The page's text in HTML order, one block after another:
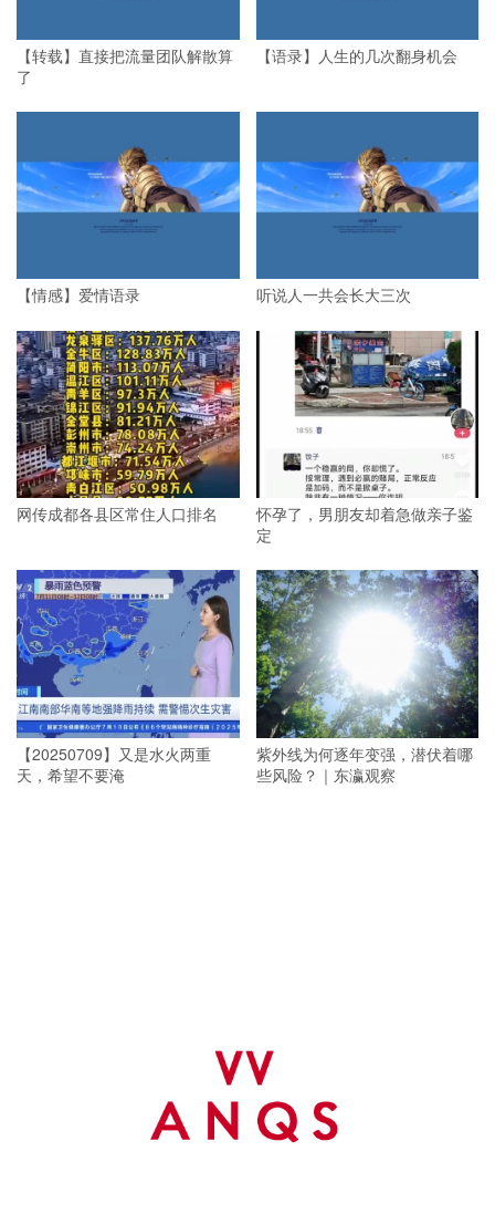
【转载】直接把流量团队解散算
了
【语录】人生的几次翻身机会
【情感】爱情语录 听说人一共会长大三次
网传成都各县区常住人口排名
怀孕了，男朋友却着急做亲子鉴
定
【20250709】又是水火两重
天，希望不要淹
紫外线为何逐年变强，潜伏着哪
些风险？｜东瀛观察